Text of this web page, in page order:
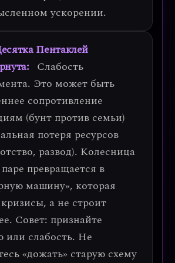
ускорении.
Пентаклей
Слабость
Это может быть
сопротивление
(бунт против семьи)
потеря ресурсов
развод). Колесница
превращается в
машину», которая
а не строит
Совет: признайте
или слабость. Не
«дожать» старую схему